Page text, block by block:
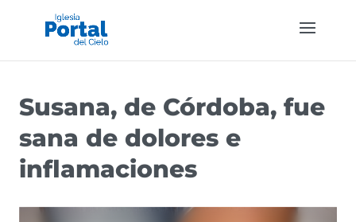
Susana, de Córdoba, fue
sana de dolores e
inflamaciones